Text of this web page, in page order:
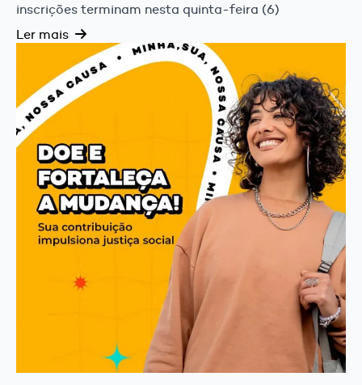
inscrições terminam nesta quinta-feira (6)
Ler mais